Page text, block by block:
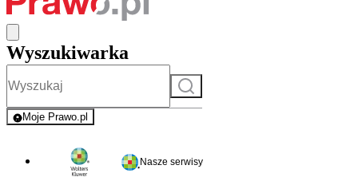
Wyszukiwarka
Szukaj
Moje Prawo.pl
- rejestracja i logowanie do serwisu
Nasze serwisy